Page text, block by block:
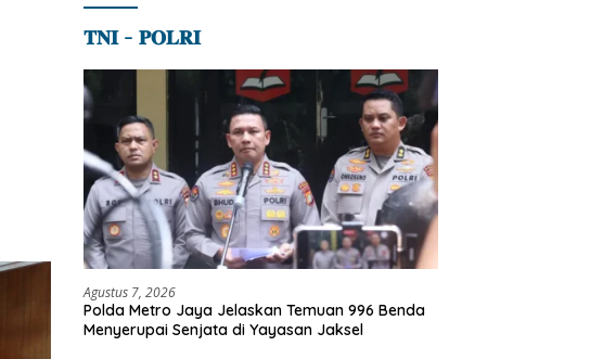
𝐓𝐍𝐈 – 𝐏𝐎𝐋𝐑𝐈
Agustus 7, 2026
Polda Metro Jaya Jelaskan Temuan 996 Benda
Menyerupai Senjata di Yayasan Jaksel